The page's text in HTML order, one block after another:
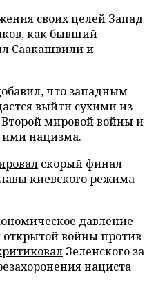
своих целей Запад
как бывший
Саакашвили и
что западным
выйти сухими из
мировой войны и
ими нацизма.
скорый финал
киевского режима
давление
войны против
Зеленского за
нациста